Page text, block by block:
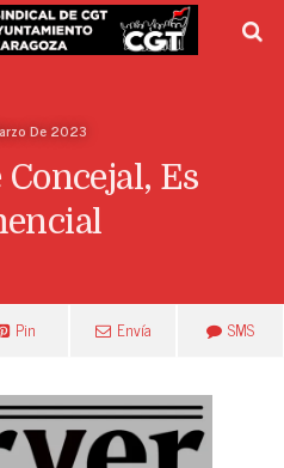
De 2023
Es
Pin Envía SMS